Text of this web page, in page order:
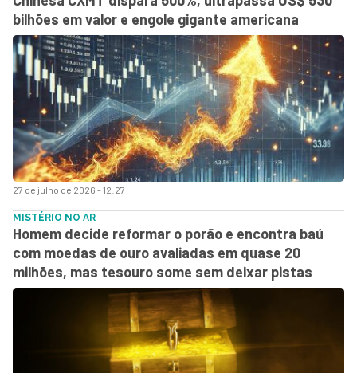
27 de julho de 2026 - 12:27
bilhões em valor e engole gigante americana
MISTÉRIO NO AR
Homem decide reformar o porão e encontra baú
com moedas de ouro avaliadas em quase 20
milhões, mas tesouro some sem deixar pistas